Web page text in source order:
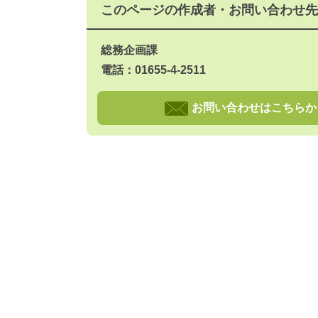
このページの作成者・お問い合わせ先
総務企画課
電話：01655-4-2511
お問い合わせはこちら